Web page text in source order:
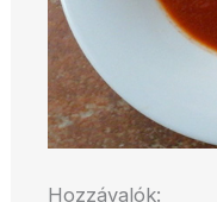
Hozzávalók: